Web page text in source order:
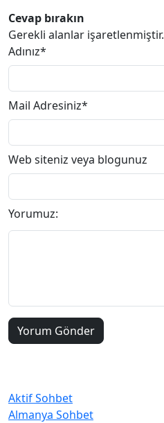
Cevap bırakın
Gerekli alanlar işaretlenmiştir.
Adınız*
Mail Adresiniz*
Web siteniz veya blogunuz
Yorumuz:
Aktif Sohbet
Almanya Sohbet